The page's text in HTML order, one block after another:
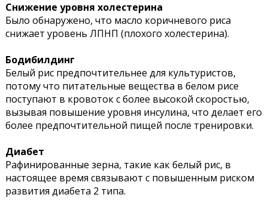
Снижение уровня холестерина
Было обнаружено, что масло коричневого риса
снижает уровень ЛПНП (плохого холестерина).
Бодибилдинг
Белый рис предпочтительнее для культуристов,
потому что питательные вещества в белом рисе
поступают в кровоток с более высокой скоростью,
вызывая повышение уровня инсулина, что делает его
более предпочтительной пищей после тренировки.
Диабет
Рафинированные зерна, такие как белый рис, в
настоящее время связывают с повышенным риском
развития диабета 2 типа.